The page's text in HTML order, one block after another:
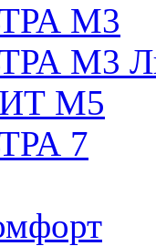
M3
M3
М5
7